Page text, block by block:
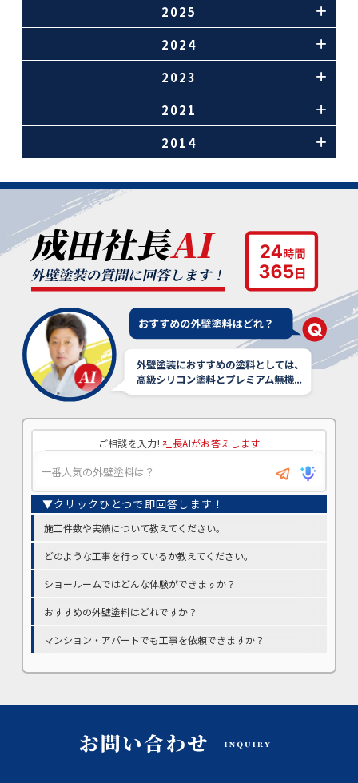
2025
2024
2023
2021
2014
ご相談を入力! 社長AIがお答えします
施工件数や実績について教えてください。
どのような工事を行っているか教えてください。
ショールームではどんな体験ができますか？
おすすめの外壁塗料はどれですか？
マンション・アパートでも工事を依頼できますか？